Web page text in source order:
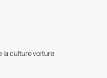
la culture voiture